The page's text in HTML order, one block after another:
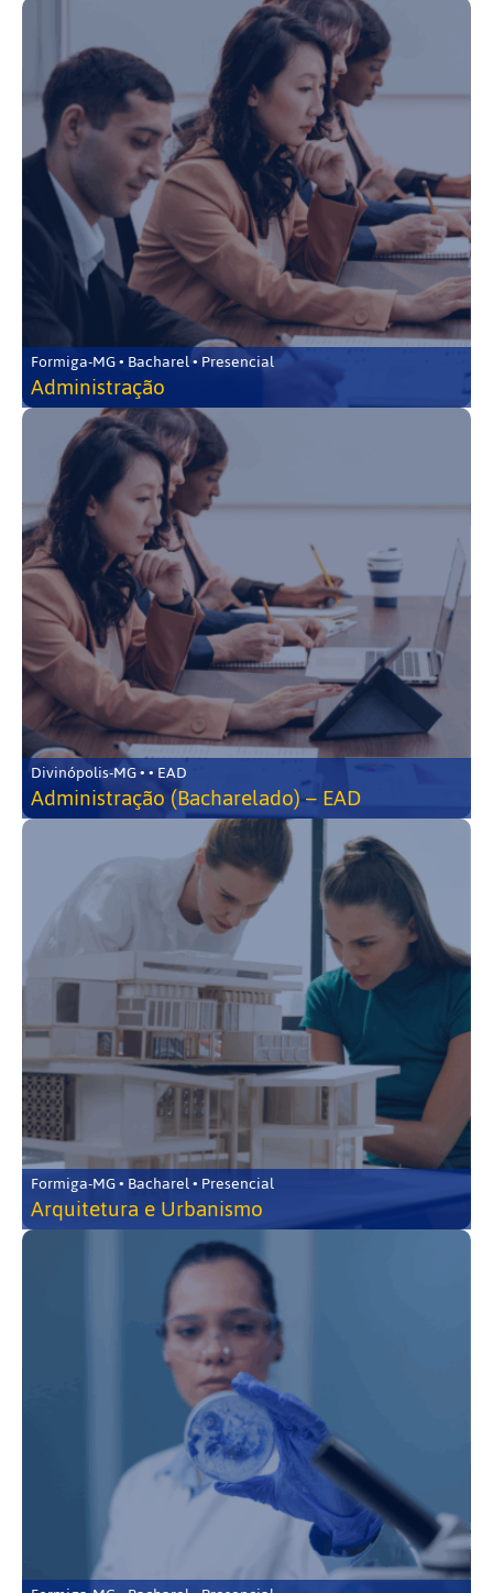
Formiga-MG • Bacharel • Presencial
Administração
Divinópolis-MG • • EAD
Administração (Bacharelado) – EAD
Formiga-MG • Bacharel • Presencial
Arquitetura e Urbanismo